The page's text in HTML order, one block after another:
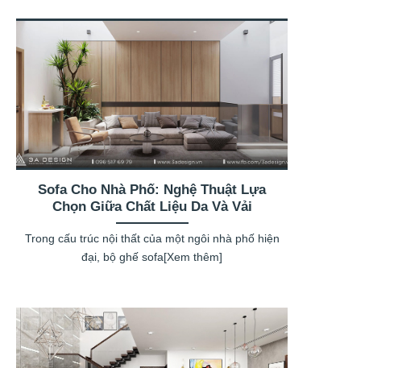
Sofa Cho Nhà Phố: Nghệ Thuật Lựa
Chọn Giữa Chất Liệu Da Và Vải
Trong cấu trúc nội thất của một ngôi nhà phố hiện
đại, bộ ghế sofa[Xem thêm]